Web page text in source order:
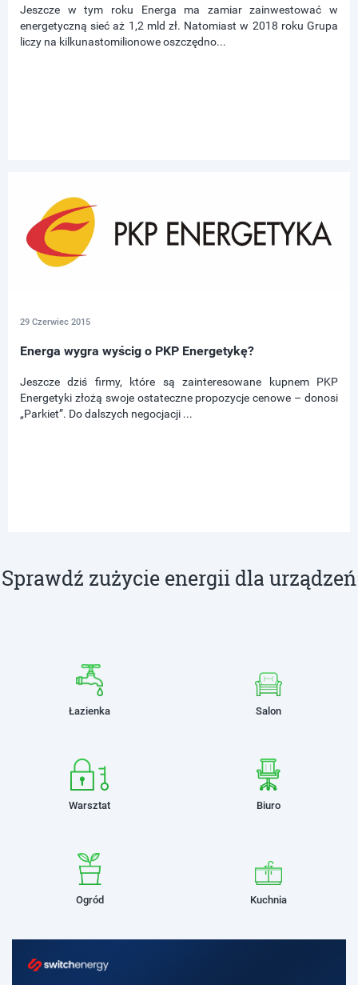
Jeszcze w tym roku Energa ma zamiar zainwestować w
energetyczną sieć aż 1,2 mld zł. Natomiast w 2018 roku Grupa
liczy na kilkunastomilionowe oszczędno...
29 Czerwiec 2015
Energa wygra wyścig o PKP Energetykę?
Jeszcze dziś firmy, które są zainteresowane kupnem PKP
Energetyki złożą swoje ostateczne propozycje cenowe – donosi
„Parkiet”. Do dalszych negocjacji ...
Sprawdź zużycie energii dla urządzeń
Łazienka Salon
Warsztat Biuro
Ogród Kuchnia